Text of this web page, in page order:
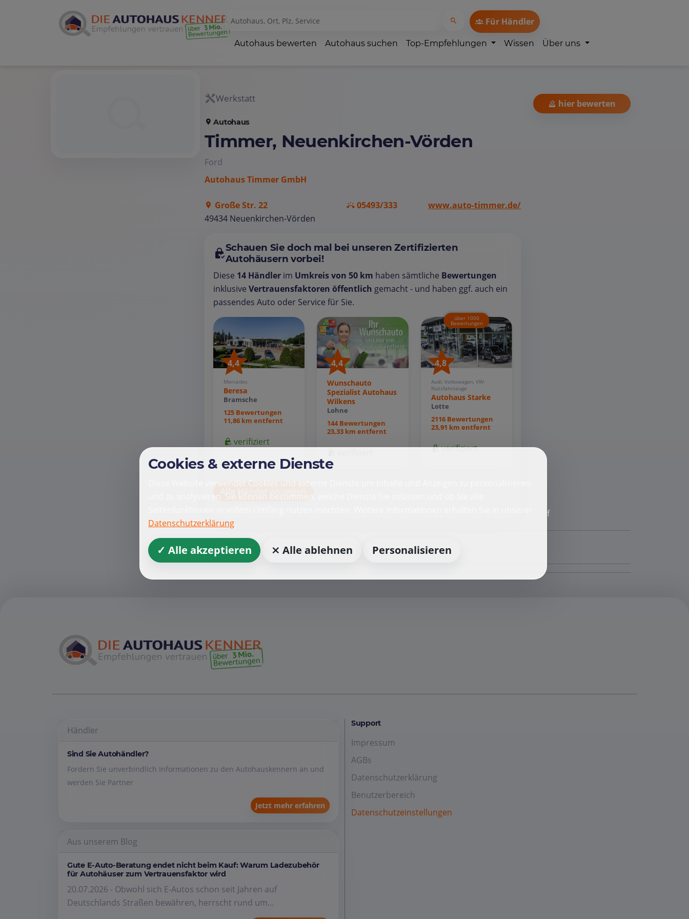
Für Händler
Autohaus bewerten Autohaus suchen Top-Empfehlungen Wissen Über uns
Werkstatt
Autohaus
Timmer, Neuenkirchen-Vörden
Ford
Autohaus Timmer GmbH
Große Str. 22
49434 Neuenkirchen-Vörden
05493/333 www.auto-timmer.de/
Schauen Sie doch mal bei unseren Zertifizierten
Autohäusern vorbei!
Diese 14 Händler im Umkreis von 50 km haben sämtliche Bewertungen
inklusive Vertrauensfaktoren öffentlich gemacht - und haben ggf. auch ein
passendes Auto oder Service für Sie.
4,4
Mercedes
Beresa
Bramsche
125 Bewertungen
11,86 km entfernt
verifiziert
4,4
Wunschauto
Spezialist Autohaus
Wilkens
Lohne
144 Bewertungen
23,33 km entfernt
über 1000
Bewertungen
4,8
Audi, Volkswagen, VW-
Nutzfahrzeuge
Autohaus Starke
Lotte
2116 Bewertungen
23,91 km entfernt
verifiziert
Alle Händer anzeigen
hier bewerten
Händler
Sind Sie Autohändler?
Fordern Sie unverbindlich Informationen zu den Autohauskennern an und
werden Sie Partner
Jetzt mehr erfahren
Aus unserem Blog
Gute E-Auto-Beratung endet nicht beim Kauf: Warum Ladezubehör
für Autohäuser zum Vertrauensfaktor wird
20.07.2026 - Obwohl sich E-Autos schon seit Jahren auf
Deutschlands Straßen bewähren, herrscht rund um...
Support
Impressum
AGBs
Datenschutzerklärung
Benutzerbereich
Datenschutzeinstellungen
Cookies & externe Dienste
Diese Website verwendet Cookies und externe Dienste um Inhalte und Anzeigen zu personalisieren
und zu analysieren. Sie können bestimmen, welche Dienste Sie zulassen und ob Sie alle
Datenschutzerklärung
✓ Alle akzeptieren ⨯ Alle ablehnen Personalisieren
f